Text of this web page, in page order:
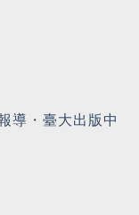
導 ・ 臺大出版中